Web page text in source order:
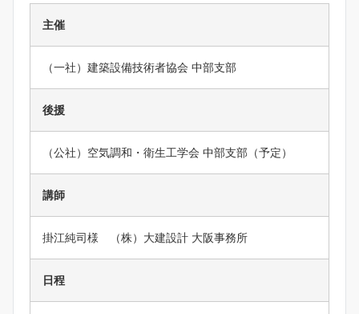
主催
（一社）建築設備技術者協会 中部支部
後援
（公社）空気調和・衛生工学会 中部支部（予定）
講師
掛江純司様 （株）大建設計 大阪事務所
日程